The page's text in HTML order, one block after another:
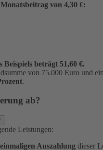
von 4,30 €:
Beispiels beträgt 51,60 €.
von 75.000 Euro und
.
ab?
Leistungen:
einmaligen Auszahlung dieser